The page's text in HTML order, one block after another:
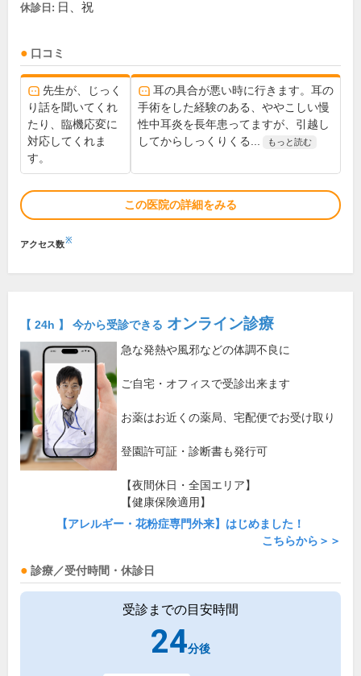
休診日: 日、祝
口コミ
先生が、じっく
り話を聞いてくれ
たり、臨機応変に
対応してくれま
す。
耳の具合が悪い時に行きます。耳の
手術をした経験のある、ややこしい慢
性中耳炎を長年患ってますが、引越し
してからしっくりくる...
もっと読む
この医院の詳細をみる
アクセス数※
【 24h 】 今から受診できる オンライン診療
急な発熱や風邪などの体調不良に
ご自宅・オフィスで受診出来ます
お薬はお近くの薬局、宅配便でお受け取り
登園許可証・診断書も発行可
【夜間休日・全国エリア】
【健康保険適用】
【アレルギー・花粉症専門外来】はじめました！
こちらから＞＞
診療／受付時間・休診日
受診までの目安時間
24分後